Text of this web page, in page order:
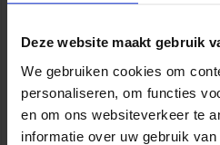
Deze website maakt gebruik
We gebruiken cookies om
personaliseren, om functies
en om ons websiteverkeer te
informatie over uw gebruik
Opleiding Coördinator nazorg